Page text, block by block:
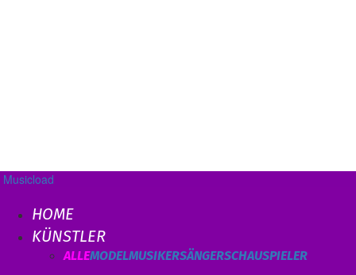
Musicload
HOME
KÜNSTLER
ALLEMODELMUSIKERSÄNGERSCHAUSPIELER